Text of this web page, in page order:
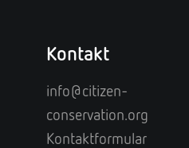
Kontakt
info@citizen-
conservation.org
Kontaktformular